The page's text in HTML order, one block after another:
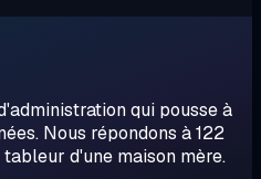
qui pousse à
Nous répondons à 122
d'une maison mère.